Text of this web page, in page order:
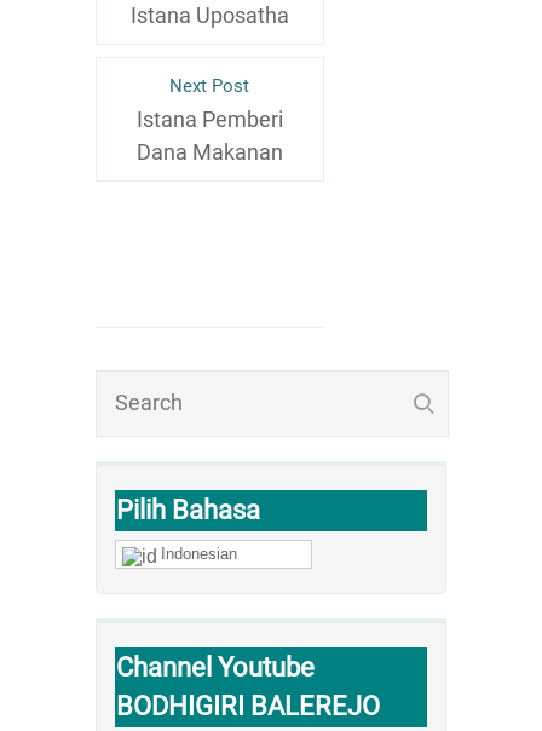
Pilih Bahasa
Indonesian
Channel Youtube
BODHIGIRI BALEREJO
Istana Uposatha
Next Post
Istana Pemberi
Dana Makanan